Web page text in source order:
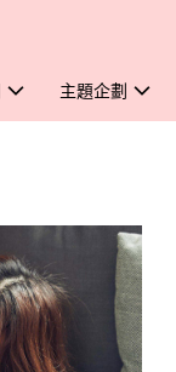
主題企劃